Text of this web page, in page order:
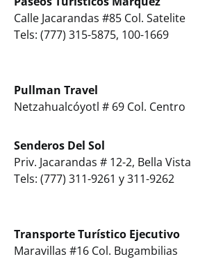
Calle Jacarandas #85 Col. Satelite
Tels: (777) 315-5875, 100-1669
Pullman Travel
Netzahualcóyotl # 69 Col. Centro
Senderos Del Sol
Priv. Jacarandas # 12-2, Bella Vista
Tels: (777) 311-9261 y 311-9262
Transporte Turístico Ejecutivo
Maravillas #16 Col. Bugambilias